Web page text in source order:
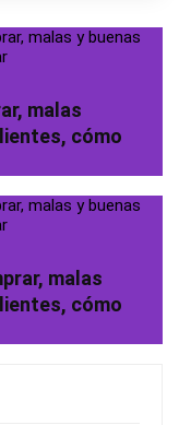
malas
cómo
malas
cómo